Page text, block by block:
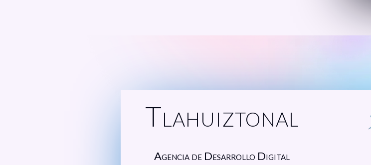
Tlahuiztonal
Agencia de Desarrollo Digital